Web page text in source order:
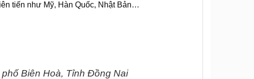
tiến như Mỹ, Hàn Quốc, Nhật Bản…
Biên Hoà, Tỉnh Đồng Nai